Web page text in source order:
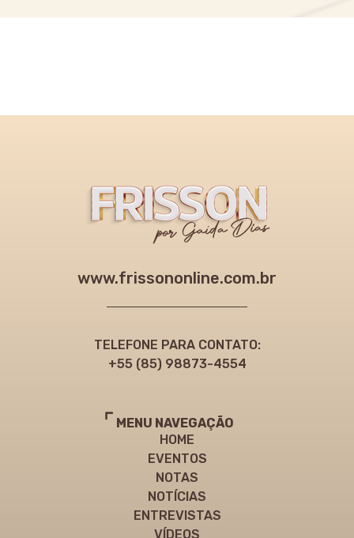
www.frissononline.com.br
TELEFONE PARA CONTATO:
+55 (85) 98873-4554
MENU NAVEGAÇÃO
HOME
EVENTOS
NOTAS
NOTÍCIAS
ENTREVISTAS
VÍDEOS